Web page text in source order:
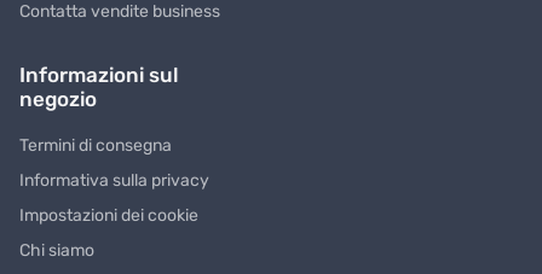
Contatta vendite business
Informazioni sul
negozio
Termini di consegna
Informativa sulla privacy
Impostazioni dei cookie
Chi siamo